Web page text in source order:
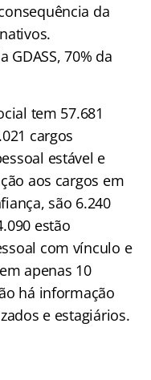
da
GDASS, 70% da
tem 57.681
cargos
estável e
aos cargos em
são 6.240
estão
com vínculo e
apenas 10
há informação
e estagiários.